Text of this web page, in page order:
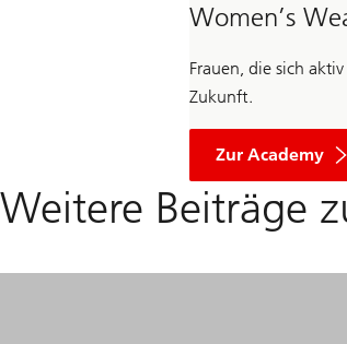
Women’s
Frauen, die sich
Zukunft.
Zur Academy
Weitere Beiträge